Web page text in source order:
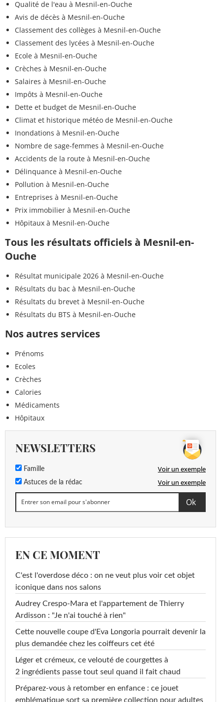
Qualité de l'eau à Mesnil-en-Ouche
Avis de décès à Mesnil-en-Ouche
Classement des collèges à Mesnil-en-Ouche
Classement des lycées à Mesnil-en-Ouche
Ecole à Mesnil-en-Ouche
Crèches à Mesnil-en-Ouche
Salaires à Mesnil-en-Ouche
Impôts à Mesnil-en-Ouche
Dette et budget de Mesnil-en-Ouche
Climat et historique météo de Mesnil-en-Ouche
Inondations à Mesnil-en-Ouche
Nombre de sage-femmes à Mesnil-en-Ouche
Accidents de la route à Mesnil-en-Ouche
Délinquance à Mesnil-en-Ouche
Pollution à Mesnil-en-Ouche
Entreprises à Mesnil-en-Ouche
Prix immobilier à Mesnil-en-Ouche
Hôpitaux à Mesnil-en-Ouche
Tous les résultats officiels à Mesnil-en-
Ouche
Résultat municipale 2026 à Mesnil-en-Ouche
Résultats du bac à Mesnil-en-Ouche
Résultats du brevet à Mesnil-en-Ouche
Résultats du BTS à Mesnil-en-Ouche
Nos autres services
Prénoms
Ecoles
Crèches
Calories
Médicaments
Hôpitaux
NEWSLETTERS
Famille Voir un exemple
Astuces de la rédac Voir un exemple
EN CE MOMENT
C'est l'overdose déco : on ne veut plus voir cet objet
iconique dans nos salons
Audrey Crespo-Mara et l'appartement de Thierry
Ardisson : "Je n'ai touché à rien"
Cette nouvelle coupe d'Eva Longoria pourrait devenir la
plus demandée chez les coiffeurs cet été
Léger et crémeux, ce velouté de courgettes à
2 ingrédients passe tout seul quand il fait chaud
Préparez-vous à retomber en enfance : ce jouet
emblématique sort sa première collection pour adultes